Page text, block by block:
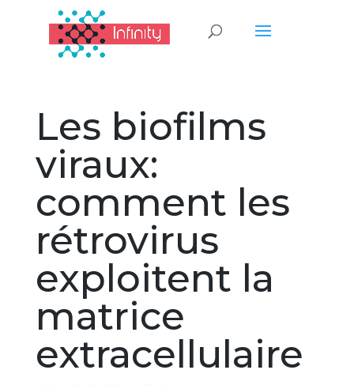
Les biofilms
viraux:
comment les
rétrovirus
exploitent la
matrice
extracellulaire